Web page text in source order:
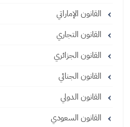
القانون الإماراتي
القانون التجاري
القانون الجزائري
القانون الجنائي
القانون الدولي
القانون السعودي